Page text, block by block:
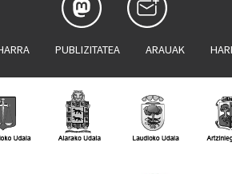
PUBLIZITATEA ARAUAK